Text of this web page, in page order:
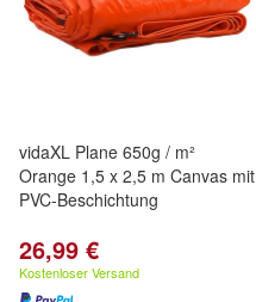
vidaXL Plane 650g / m²
Orange 1,5 x 2,5 m Canvas mit
PVC-Beschichtung
26,99 €
Kostenloser Versand